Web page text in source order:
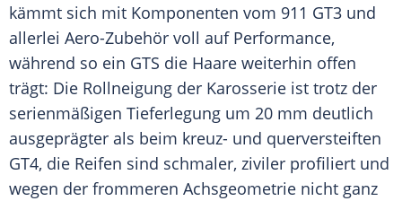
kämmt sich mit Komponenten vom 911 GT3 und
allerlei Aero-Zubehör voll auf Performance,
während so ein GTS die Haare weiterhin offen
trägt: Die Rollneigung der Karosserie ist trotz der
serienmäßigen Tieferlegung um 20 mm deutlich
ausgeprägter als beim kreuz- und querversteiften
GT4, die Reifen sind schmaler, ziviler profiliert und
wegen der frommeren Achsgeometrie nicht ganz